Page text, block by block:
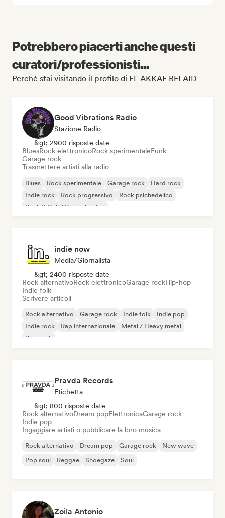
Potrebbero piacerti anche questi
curatori/professionisti...
Perché stai visitando il profilo di EL AKKAF BELAID
Good Vibrations Radio
Stazione Radio
&gt; 2900 risposte date
BluesRock elettronicoRock sperimentaleFunk
Garage rock
Trasmettere artisti alla radio
Blues Rock sperimentale Garage rock
Hard rock
Indie rock
Rock progressivo
Rock psichedelico
Rock & Roll / Rock classico
indie now
Media/Giornalista
&gt; 2400 risposte date
Rock alternativoRock elettronicoGarage rockHip-hop
Indie folk
Scrivere articoli
Rock alternativo Garage rock Indie folk
Indie pop
Indie rock
Rap internazionale
Metal / Heavy metal
Pop rock
Pravda Records
Etichetta
&gt; 800 risposte date
Rock alternativoDream popElettronicaGarage rock
Indie pop
Ingaggiare artisti o pubblicare la loro musica
Rock alternativo Dream pop Garage rock
New wave
Pop soul
Reggae Shoegaze Soul
Zoila Antonio